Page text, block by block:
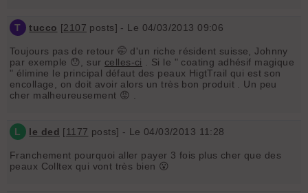
T tucco [2107 posts] - Le 04/03/2013 09:06
Toujours pas de retour 🤭 d'un riche résident suisse, Johnny
par exemple 😯, sur celles-ci
. Si le " coating adhésif magique
" élimine le principal défaut des peaux HigtTrail qui est son
encollage, on doit avoir alors un très bon produit . Un peu
cher malheureusement 😡 .
L le ded [1177 posts] - Le 04/03/2013 11:28
Franchement pourquoi aller payer 3 fois plus cher que des
peaux Colltex qui vont très bien 😮